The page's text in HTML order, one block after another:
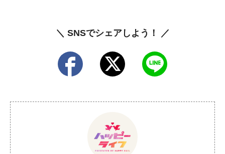
＼ SNSでシェアしよう！ ／